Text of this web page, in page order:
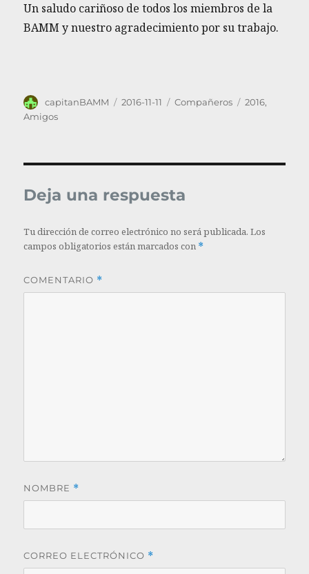
Un saludo cariñoso de todos los miembros de la
BAMM y nuestro agradecimiento por su trabajo.
Autor
capitanBAMM
Publicado
2016-11-11 Categorías
Compañeros Etiquetas
2016,
Amigos
Deja una respuesta
Tu dirección de correo electrónico no será publicada. Los
campos obligatorios están marcados con *
COMENTARIO *
NOMBRE *
CORREO ELECTRÓNICO *